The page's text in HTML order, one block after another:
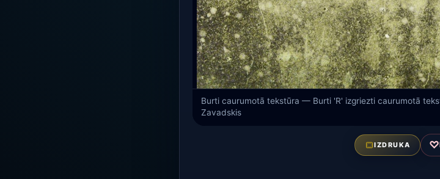
Burti caurumotā tekstūra — Burti 'R' izgriezti caurumotā
Zavadskis
IZDRUKA ♡